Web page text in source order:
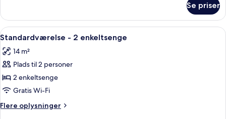
-
handicapvenligt
-
dobbeltseng
handicapvenligt
Se priser
Indlæs
alle
billeder
af
Standardværelse
-
2
enkeltsenge
Et hotelværelse med to senge, et
7
Standardværelse - 2 enkeltsenge
14 m²
Plads til 2 personer
2 enkeltsenge
Gratis Wi-Fi
Flere oplysninger
Flere